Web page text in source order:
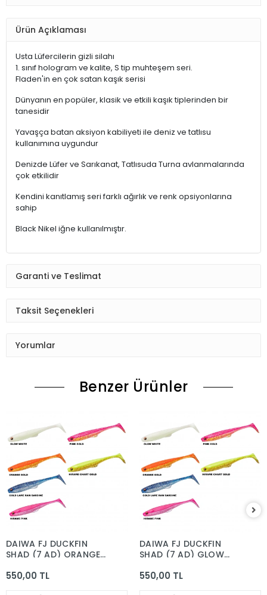
Ürün Açıklaması
Usta Lüfercilerin gizli silahı
1. sınıf hologram ve kalite, S tip muhteşem seri.
Fladen'in en çok satan kaşık serisi
Dünyanın en popüler, klasik ve etkili kaşık tiplerinden bir
tanesidir
Yavaşça batan aksiyon kabiliyeti ile deniz ve tatlısu
kullanımına uygundur
Denizde Lüfer ve Sarıkanat, Tatlısuda Turna avlanmalarında
çok etkilidir
Kendini kanıtlamış seri farklı ağırlık ve renk opsiyonlarına
sahip
Black Nikel iğne kullanılmıştır.
Garanti ve Teslimat
Taksit Seçenekleri
Yorumlar
Benzer Ürünler
DAIWA FJ DUCKFIN
SHAD (7 AD) ORANGE
550,00 TL
DAIWA FJ DUCKFIN
SHAD (7 AD) GLOW
550,00 TL